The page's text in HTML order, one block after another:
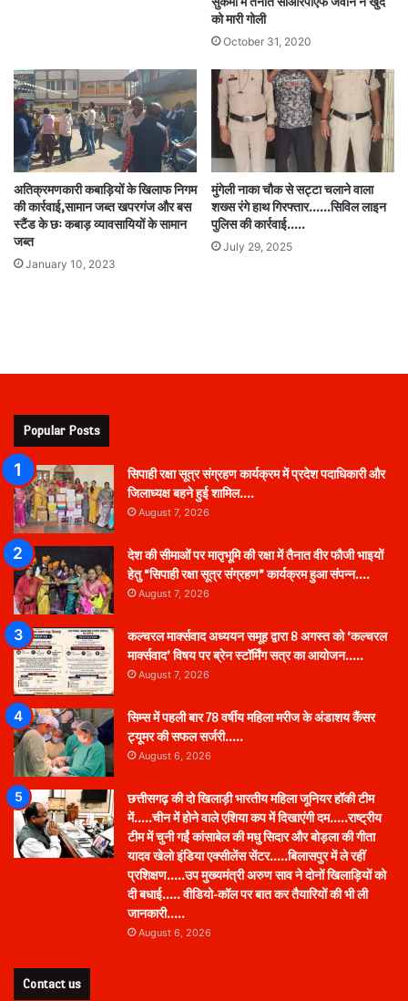
को मारी गोली
October 31, 2020
अतिक्रमणकारी कबाड़ियों के खिलाफ निगम
की कार्रवाई,सामान जब्त खपरगंज और बस
स्टैंड के छः कबाड़ व्यावसायियों के सामान
जब्त
January 10, 2023
मुंगेली नाका चौक से सट्टा चलाने वाला
शख्स रंगे हाथ गिरफ्तार..….सिविल लाइन
पुलिस की कार्रवाई…..
July 29, 2025
Popular Posts
सिपाही रक्षा सूत्र संग्रहण कार्यक्रम में प्रदेश पदाधिकारी और
जिलाध्यक्ष बहने हुई शामिल….
August 7, 2026
देश की सीमाओं पर मातृभूमि की रक्षा में तैनात वीर फौजी भाइयों
हेतु “सिपाही रक्षा सूत्र संग्रहण” कार्यक्रम हुआ संपन्न….
August 7, 2026
कल्चरल मार्क्सवाद अध्ययन समूह द्वारा 8 अगस्त को ‘कल्चरल
मार्क्सवाद’ विषय पर ब्रेन स्टॉर्मिंग सत्र का आयोजन…..
August 7, 2026
सिम्स में पहली बार 78 वर्षीय महिला मरीज के अंडाशय कैंसर
ट्यूमर की सफल सर्जरी…..
August 6, 2026
छत्तीसगढ़ की दो खिलाड़ी भारतीय महिला जूनियर हॉकी टीम
में…..चीन में होने वाले एशिया कप में दिखाएंगी दम…..राष्ट्रीय
टीम में चुनी गईं कांसाबेल की मधु सिदार और बोड़ला की गीता
यादव खेलो इंडिया एक्सीलेंस सेंटर…..बिलासपुर में ले रहीं
प्रशिक्षण…..उप मुख्यमंत्री अरुण साव ने दोनों खिलाड़ियों को
दी बधाई….. वीडियो-कॉल पर बात कर तैयारियों की भी ली
जानकारी…..
August 6, 2026
Contact us